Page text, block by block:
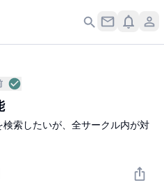
索したいが、全サークル内が対